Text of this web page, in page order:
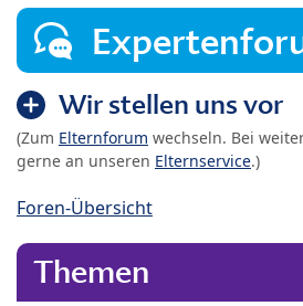
Wir stellen uns vor
(Zum Elternforum wechseln. Bei
gerne an unseren Elternservice.)
Foren-Übersicht
Themen